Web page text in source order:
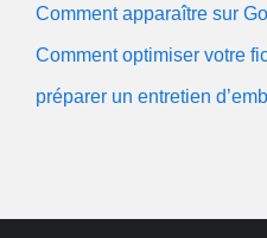
Comment apparaître sur
Comment optimiser votre
préparer un entretien